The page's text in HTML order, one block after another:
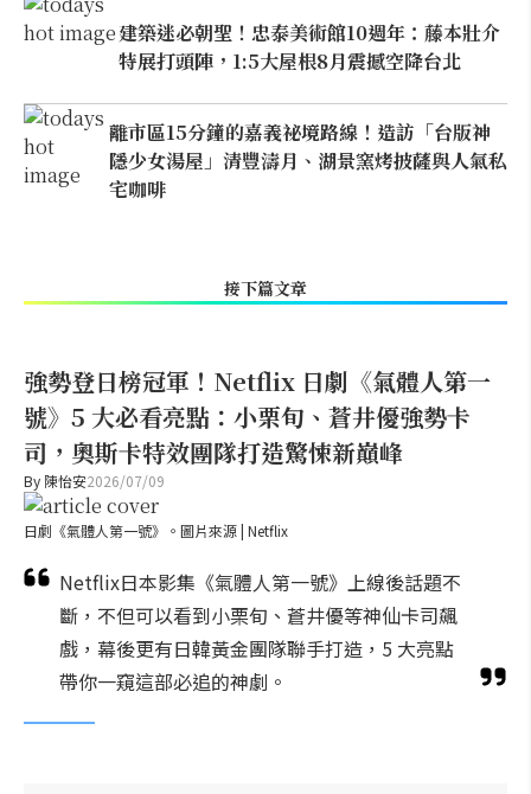
建築迷必朝聖！忠泰美術館10週年：藤本壯介
特展打頭陣，1:5大屋根8月震撼空降台北
離市區15分鐘的嘉義祕境路線！造訪「台版神
隱少女湯屋」清豐濤月、湖景窯烤披薩與人氣私
宅咖啡
接下篇文章
強勢登日榜冠軍！Netflix 日劇《氣體人第一
號》5 大必看亮點：小栗旬、蒼井優強勢卡
司，奧斯卡特效團隊打造驚悚新巔峰
By 陳怡安2026/07/09
日劇《氣體人第一號》。圖片來源 | Netflix
Netflix日本影集《氣體人第一號》上線後話題不
斷，不但可以看到小栗旬、蒼井優等神仙卡司飆
戲，幕後更有日韓黃金團隊聯手打造，5 大亮點
帶你一窺這部必追的神劇。